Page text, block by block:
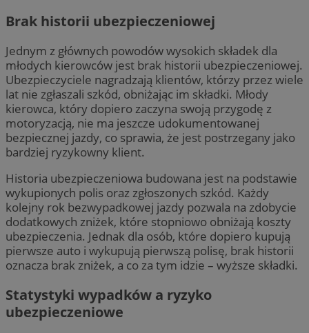
Brak historii ubezpieczeniowej
Jednym z głównych powodów wysokich składek dla
młodych kierowców jest brak historii ubezpieczeniowej.
Ubezpieczyciele nagradzają klientów, którzy przez wiele
lat nie zgłaszali szkód, obniżając im składki. Młody
kierowca, który dopiero zaczyna swoją przygodę z
motoryzacją, nie ma jeszcze udokumentowanej
bezpiecznej jazdy, co sprawia, że jest postrzegany jako
bardziej ryzykowny klient.
Historia ubezpieczeniowa budowana jest na podstawie
wykupionych polis oraz zgłoszonych szkód. Każdy
kolejny rok bezwypadkowej jazdy pozwala na zdobycie
dodatkowych zniżek, które stopniowo obniżają koszty
ubezpieczenia. Jednak dla osób, które dopiero kupują
pierwsze auto i wykupują pierwszą polisę, brak historii
oznacza brak zniżek, a co za tym idzie – wyższe składki.
Statystyki wypadków a ryzyko
ubezpieczeniowe